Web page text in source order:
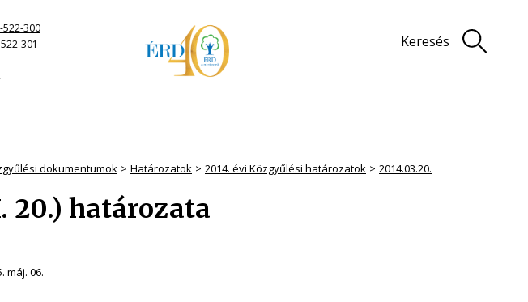
522-300
301
Keresés
dokumentumok Határozatok 2014. évi Közgyűlési határozatok 2014.03.20.
20.) határozata
máj. 06.